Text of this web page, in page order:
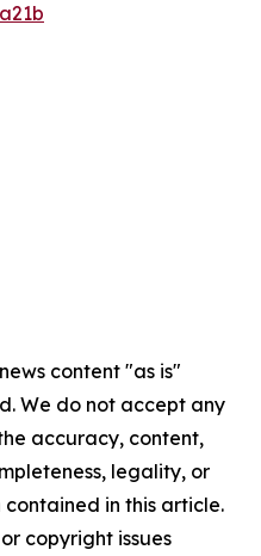
content "as is"
We do not accept any
accuracy, content,
legality, or
in this article.
copyright issues